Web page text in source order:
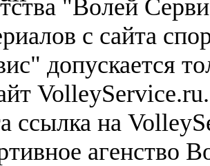
"Волей
с сайта
допускается
ссылка на
агенство